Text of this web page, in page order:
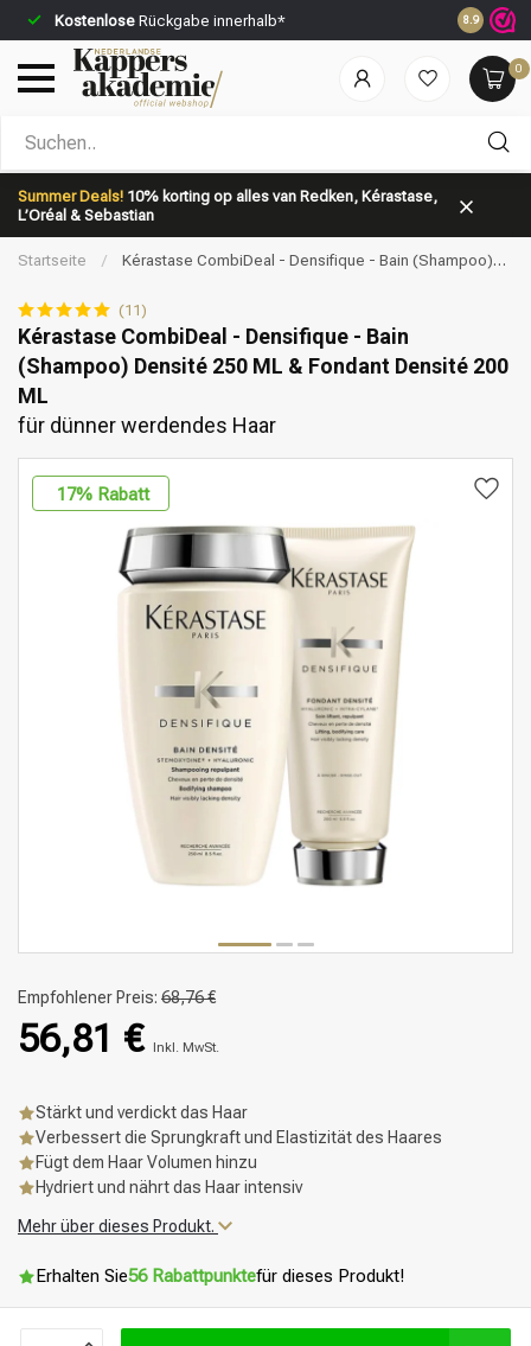
Kostenlose Rückgabe innerhalb* Vor 23:59
8.9
0
Summer Deals! 10% korting op alles van Redken, Kérastase,
L’Oréal & Sebastian
Nach welcher Kategorie suchst du?
Marken Haarpflege
Startseite /
Kérastase CombiDeal - Densifique - Bain (Shampoo)
Haar
(11)
Kérastase CombiDeal - Densifique - Bain
(Shampoo) Densité 250 ML & Fondant Densité 200
ML
für dünner werdendes Haar
17% Rabatt
Empfohlener Preis: 68,76 €
56,81 € Inkl. MwSt.
Stärkt und verdickt das Haar
Verbessert die Sprungkraft und Elastizität des Haares
Fügt dem Haar Volumen hinzu
Hydriert und nährt das Haar intensiv
Mehr über dieses Produkt.
Erhalten Sie56 Rabattpunktefür dieses Produkt!